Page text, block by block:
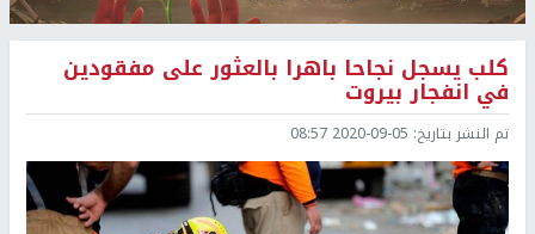
كلب يسجل نجاحا باهرا بالعثور على مفقودين
في انفجار بيروت
تم النشر بتاريخ: 2020-09-05 08:57